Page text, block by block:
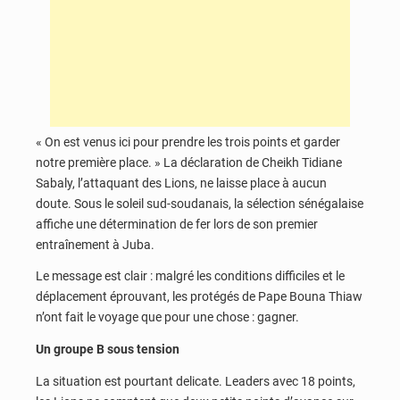
« On est venus ici pour prendre les trois points et garder
notre première place. » La déclaration de Cheikh Tidiane
Sabaly, l’attaquant des Lions, ne laisse place à aucun
doute. Sous le soleil sud-soudanais, la sélection sénégalaise
affiche une détermination de fer lors de son premier
entraînement à Juba.
Le message est clair : malgré les conditions difficiles et le
déplacement éprouvant, les protégés de Pape Bouna Thiaw
n’ont fait le voyage que pour une chose : gagner.
Un groupe B sous tension
La situation est pourtant delicate. Leaders avec 18 points,